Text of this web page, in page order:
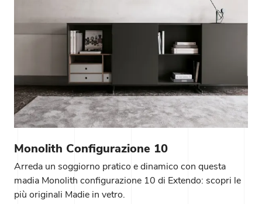
Monolith Configurazione 10
Arreda un soggiorno pratico e dinamico con questa
madia Monolith configurazione 10 di Extendo: scopri le
più originali Madie in vetro.